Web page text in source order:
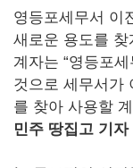
영등포세무서 이
새로운 용도를
계자는 “영등포
것으로 세무서가
를 찾아 사용할
민주 땅집고 기